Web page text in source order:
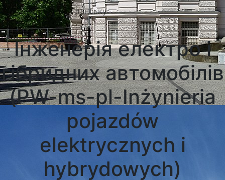
Університети в Гданську
Інженерія електро і
гібридних автомобілів
(PW-ms-pl-Inżynieria
pojazdów
elektrycznych i
hybrydowych)